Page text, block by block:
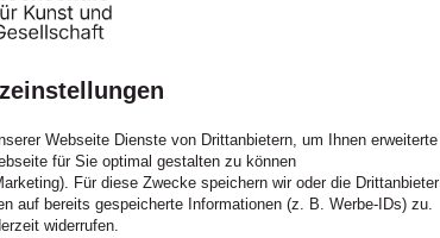
Webseite Dienste von Drittanbietern, um Ihnen erweiterte
für Sie optimal gestalten zu können
Für diese Zwecke speichern wir oder die Drittanbieter
auf bereits gespeicherte Informationen (z. B. Werbe-IDs) zu.
widerrufen.